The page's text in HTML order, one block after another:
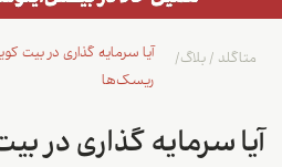
آیا سرمایه گذاری در بیت
ریسک‌ها
متاگلد /بلاگ/
آیا سرمایه گذاری در